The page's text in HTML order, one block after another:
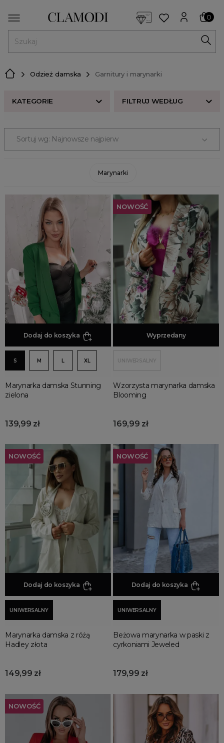
0
Odzież damska Garnitury i marynarki
KATEGORIE FILTRUJ WEDŁUG
Marynarki
ROZMIAR
ODZIEŻ
garnitury
kurtki
marynarki
Odzież damska
sukienki
Sortuj wg: Najnowsze najpierw
Marynarki
Dodaj do koszyka
S M L XL
Marynarka damska Stunning
zielona
139,99 zł
Dodaj do koszyka
Wyprzedany
UNIWERSALNY
Wzorzysta marynarka damska
Blooming
169,99 zł
NOWOŚĆ
Dodaj do koszyka
UNIWERSALNY
Marynarka damska z różą
Hadley złota
149,99 zł
NOWOŚĆ
Dodaj do koszyka
UNIWERSALNY
Beżowa marynarka w paski z
cyrkoniami Jeweled
179,99 zł
NOWOŚĆ
NOWOŚĆ